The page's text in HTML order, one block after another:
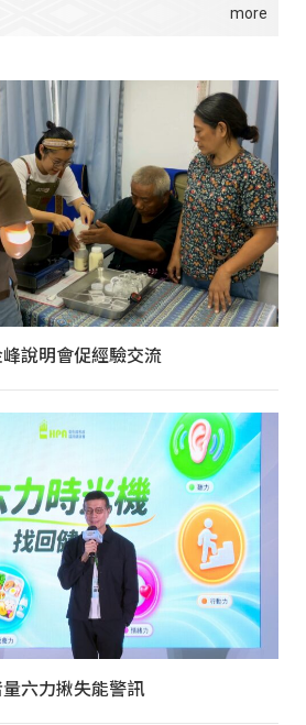
說明會促經驗交流
六力揪失能警訊